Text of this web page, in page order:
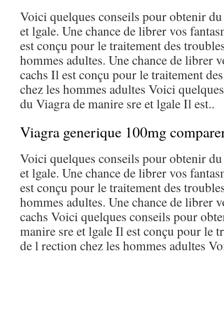
Voici quelques conseils pour obtenir
et lgale. Une chance de librer vos
est conçu pour le traitement des
hommes adultes. Une chance de librer
cachs Il est conçu pour le traitement
chez les hommes adultes Voici
du Viagra de manire sre et lgale Il est..
Viagra generique 100mg
Voici quelques conseils pour obtenir
et lgale. Une chance de librer vos
est conçu pour le traitement des
hommes adultes. Une chance de librer
cachs Voici quelques conseils pour
manire sre et lgale Il est conçu pour le
de l rection chez les hommes adultes